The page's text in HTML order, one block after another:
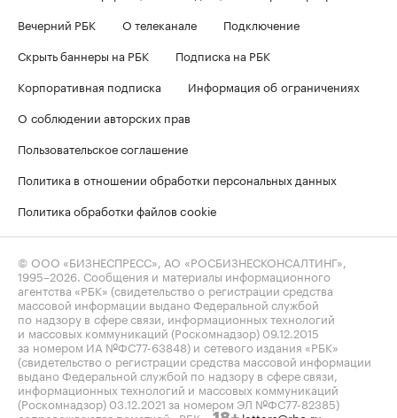
Вечерний РБК
О телеканале
Подключение
Скрыть баннеры на РБК
Подписка на РБК
Корпоративная подписка
Информация об ограничениях
О соблюдении авторских прав
Пользовательское соглашение
Политика в отношении обработки персональных данных
Политика обработки файлов cookie
© ООО «БИЗНЕСПРЕСС», АО «РОСБИЗНЕСКОНСАЛТИНГ»,
1995–2026 . Сообщения и материалы информационного
агентства «РБК» (свидетельство о регистрации средства
массовой информации выдано Федеральной службой
по надзору в сфере связи, информационных технологий
и массовых коммуникаций (Роскомнадзор) 09.12.2015
за номером ИА №ФС77-63848) и сетевого издания «РБК»
(свидетельство о регистрации средства массовой информации
выдано Федеральной службой по надзору в сфере связи,
информационных технологий и массовых коммуникаций
(Роскомнадзор) 03.12.2021 за номером ЭЛ №ФС77-82385)